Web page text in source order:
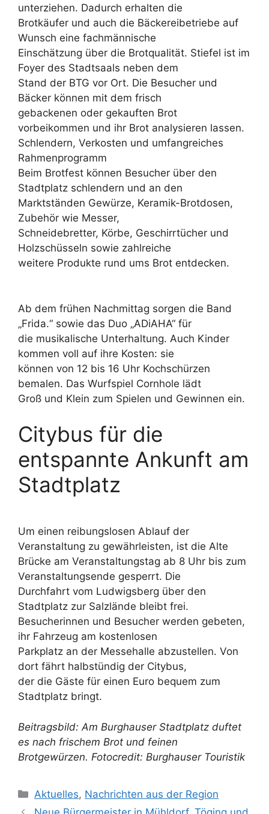
unterziehen. Dadurch erhalten die
Brotkäufer und auch die Bäckereibetriebe auf
Wunsch eine fachmännische
Einschätzung über die Brotqualität. Stiefel ist im
Foyer des Stadtsaals neben dem
Stand der BTG vor Ort. Die Besucher und
Bäcker können mit dem frisch
gebackenen oder gekauften Brot
vorbeikommen und ihr Brot analysieren lassen.
Schlendern, Verkosten und umfangreiches
Rahmenprogramm
Beim Brotfest können Besucher über den
Stadtplatz schlendern und an den
Marktständen Gewürze, Keramik-Brotdosen,
Zubehör wie Messer,
Schneidebretter, Körbe, Geschirrtücher und
Holzschüsseln sowie zahlreiche
weitere Produkte rund ums Brot entdecken.
Ab dem frühen Nachmittag sorgen die Band
„Frida.“ sowie das Duo „ADiAHA“ für
die musikalische Unterhaltung. Auch Kinder
kommen voll auf ihre Kosten: sie
können von 12 bis 16 Uhr Kochschürzen
bemalen. Das Wurfspiel Cornhole lädt
Groß und Klein zum Spielen und Gewinnen ein.
Citybus für die
entspannte Ankunft am
Stadtplatz
Um einen reibungslosen Ablauf der
Veranstaltung zu gewährleisten, ist die Alte
Brücke am Veranstaltungstag ab 8 Uhr bis zum
Veranstaltungsende gesperrt. Die
Durchfahrt vom Ludwigsberg über den
Stadtplatz zur Salzlände bleibt frei.
Besucherinnen und Besucher werden gebeten,
ihr Fahrzeug am kostenlosen
Parkplatz an der Messehalle abzustellen. Von
dort fährt halbstündig der Citybus,
der die Gäste für einen Euro bequem zum
Stadtplatz bringt.
Beitragsbild: Am Burghauser Stadtplatz duftet
es nach frischem Brot und feinen
Brotgewürzen. Fotocredit: Burghauser Touristik
Kategorien
Aktuelles, Nachrichten aus der Region